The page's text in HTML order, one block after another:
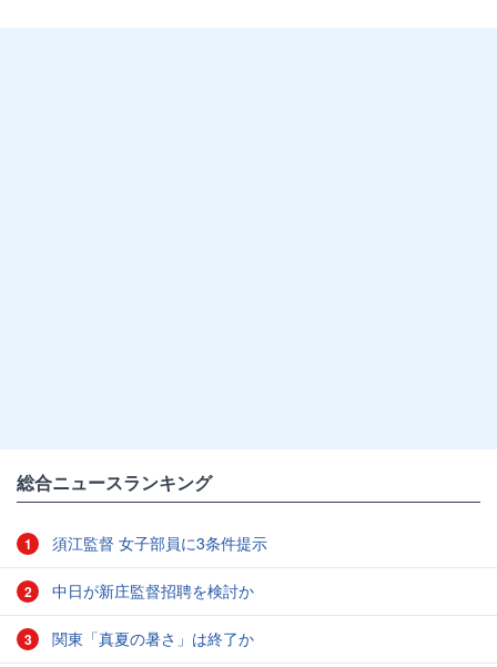
総合ニュースランキング
1 須江監督 女子部員に3条件提示
2 中日が新庄監督招聘を検討か
3 関東「真夏の暑さ」は終了か